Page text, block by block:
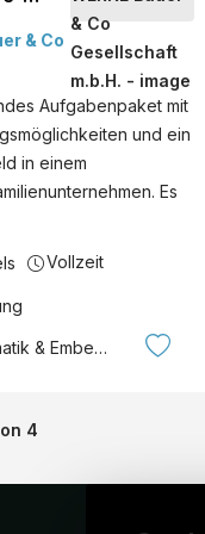
& Co
Aufgabenpaket mit
und ein
in einem
Es
Vollzeit
Systems
4